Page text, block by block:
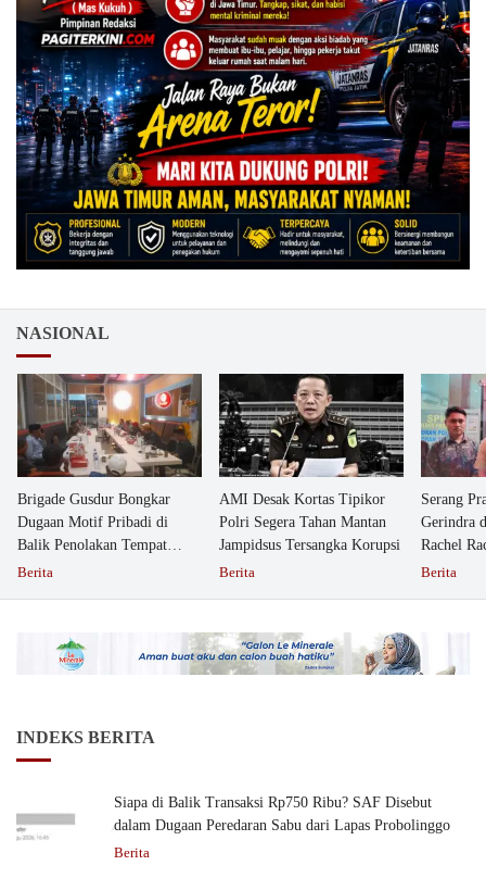
NASIONAL
Brigade Gusdur Bongkar
Dugaan Motif Pribadi di
Balik Penolakan Tempat
Ibadah GKJW Bangil
Berita
AMI Desak Kortas Tipikor
Polri Segera Tahan Mantan
Jampidsus Tersangka Korupsi
Berita
Serang
Gerindra
Rachel
Berita
INDEKS BERITA
Siapa di Balik Transaksi Rp750 Ribu? SAF Disebut
dalam Dugaan Peredaran Sabu dari Lapas Probolinggo
Berita